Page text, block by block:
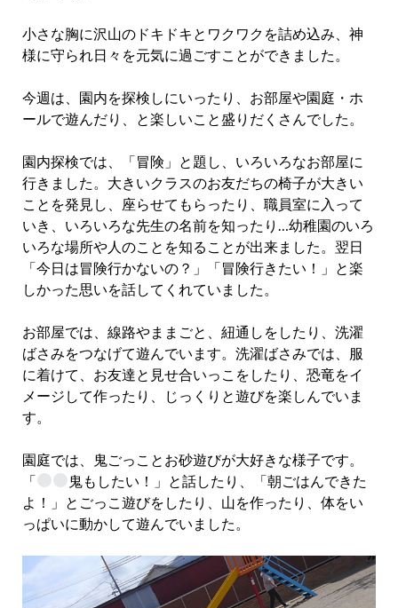
小さな胸に沢山のドキドキとワクワクを詰め込み、神
様に守られ日々を元気に過ごすことができました。
今週は、園内を探検しにいったり、お部屋や園庭・ホ
ールで遊んだり、と楽しいこと盛りだくさんでした。
園内探検では、「冒険」と題し、いろいろなお部屋に
行きました。大きいクラスのお友だちの椅子が大きい
ことを発見し、座らせてもらったり、職員室に入って
いき、いろいろな先生の名前を知ったり…幼稚園のいろ
いろな場所や人のことを知ることが出来ました。翌日
「今日は冒険行かないの？」「冒険行きたい！」と楽
しかった思いを話してくれていました。
お部屋では、線路やままごと、紐通しをしたり、洗濯
ばさみをつなげて遊んでいます。洗濯ばさみでは、服
に着けて、お友達と見せ合いっこをしたり、恐竜をイ
メージして作ったり、じっくりと遊びを楽しんでいま
す。
園庭では、鬼ごっことお砂遊びが大好きな様子です。
「
鬼もしたい！」と話したり、「朝ごはんできた
よ！」とごっこ遊びをしたり、山を作ったり、体をい
っぱいに動かして遊んでいました。